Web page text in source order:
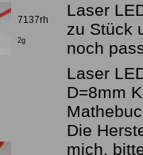
7137rh
2g
Laser
zu Stück
noch
Laser
D=8mm
Die
mich,